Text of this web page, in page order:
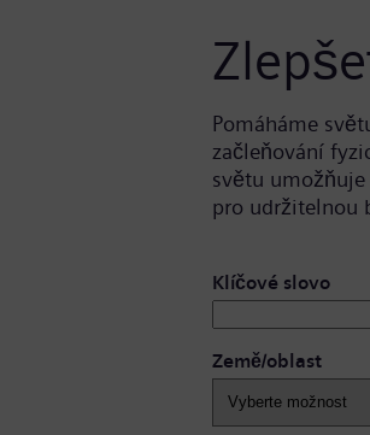
Pomáháme
začleňování
světu
pro udržitelnou
Vyhledat volné
Klíčové slovo
Země/oblast